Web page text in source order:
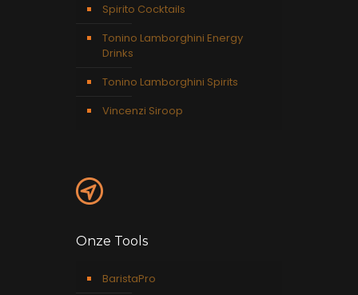
Spirito Cocktails
Tonino Lamborghini Energy
Drinks
Tonino Lamborghini Spirits
Vincenzi Siroop
Onze Tools
BaristaPro